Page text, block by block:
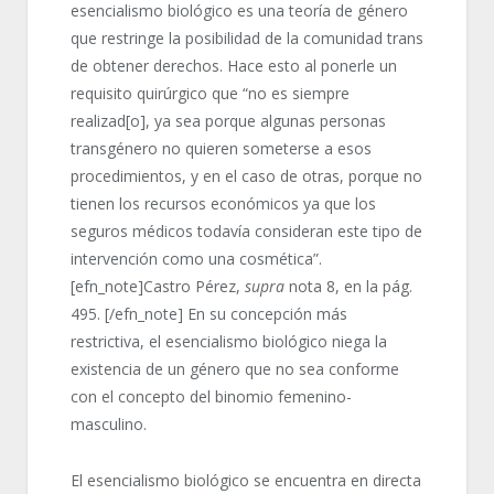
esencialismo biológico es una teoría de género
que restringe la posibilidad de la comunidad trans
de obtener derechos. Hace esto al ponerle un
requisito quirúrgico que “no es siempre
realizad[o], ya sea porque algunas personas
transgénero no quieren someterse a esos
procedimientos, y en el caso de otras, porque no
tienen los recursos económicos ya que los
seguros médicos todavía consideran este tipo de
intervención como una cosmética”.
[efn_note]Castro Pérez, supra nota 8, en la pág.
495. [/efn_note] En su concepción más
restrictiva, el esencialismo biológico niega la
existencia de un género que no sea conforme
con el concepto del binomio femenino-
masculino.
El esencialismo biológico se encuentra en directa